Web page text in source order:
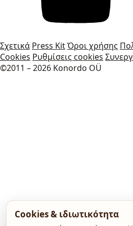
Σχετικά Press KitΌροι χρήσης
Cookies Ρυθμίσεις cookies
©2011 – 2026 Konordo OÜ
Cookies & ιδιωτικότητα